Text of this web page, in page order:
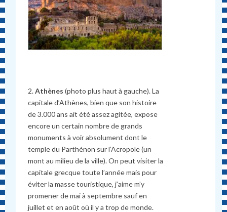
2.Athènes (photo plus haut à gauche). La
capitale d’Athènes, bien que son histoire
de 3.000 ans ait été assez agitée, expose
encore un certain nombre de grands
monuments à voir absolument dont le
temple du Parthénon sur l’Acropole (un
mont au milieu de la ville). On peut visiter la
capitale grecque toute l’année mais pour
éviter la masse touristique, j’aime m’y
promener de mai à septembre sauf en
juillet et en août où il y a trop de monde.